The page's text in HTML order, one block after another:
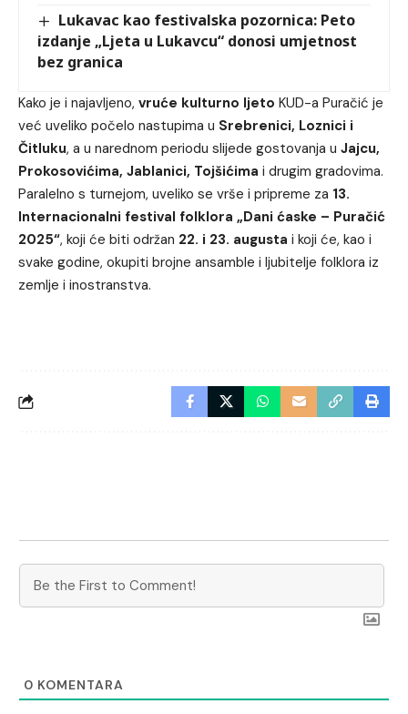
Lukavac kao festivalska pozornica: Peto
izdanje „Ljeta u Lukavcu“ donosi umjetnost
bez granica
Kako je i najavljeno, vruće kulturno ljeto KUD-a Puračić je
već uveliko počelo nastupima u Srebrenici, Loznici i
Čitluku, a u narednom periodu slijede gostovanja u Jajcu,
Prokosovićima, Jablanici, Tojšićima i drugim gradovima.
Paralelno s turnejom, uveliko se vrše i pripreme za 13.
Internacionalni festival folklora „Dani ćaske – Puračić
2025“, koji će biti održan 22. i 23. augusta i koji će, kao i
svake godine, okupiti brojne ansamble i ljubitelje folklora iz
zemlje i inostranstva.
0 KOMENTARA